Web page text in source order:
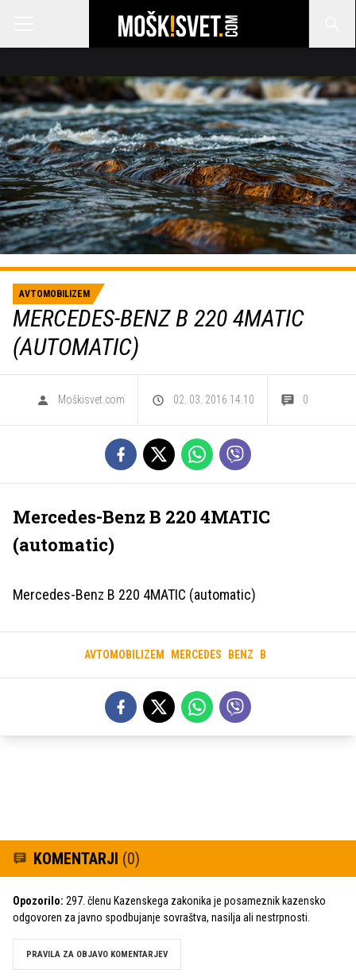
AVTOMOBILIZEM
MERCEDES-BENZ B 220 4MATIC
(AUTOMATIC)
Moškisvet.com 02. 03. 2016 14.10 0
Mercedes-Benz B 220 4MATIC
(automatic)
Mercedes-Benz B 220 4MATIC (automatic)
AVTOMOBILIZEM MERCEDES BENZ B
KOMENTARJI (0)
Opozorilo: 297. členu Kazenskega zakonika je posameznik kazensko
odgovoren za javno spodbujanje sovraštva, nasilja ali nestrpnosti.
PRAVILA ZA OBJAVO KOMENTARJEV